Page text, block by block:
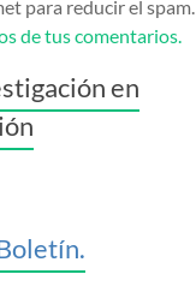
para reducir el spam.
de tus comentarios.
en